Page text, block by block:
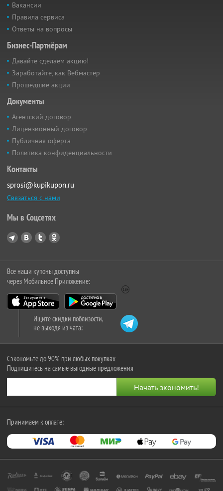
Вакансии
Правила сервиса
Ответы на вопросы
Бизнес-Партнёрам
Давайте сделаем акцию!
Заработайте, как Вебмастер
Прошедшие акции
Документы
Агентский договор
Лицензионный договор
Публичная оферта
Политика конфиденциальности
Контакты
sprosi@kupikupon.ru
Связаться с нами
Мы в Соцсетях
Все наши купоны доступны
через Мобильное Приложение:
Ищите скидки поблизости,
не выходя из чата:
Сэкономьте до 90% при любых покупках
Подпишитесь на самые выгодные предложения
Принимаем к оплате: